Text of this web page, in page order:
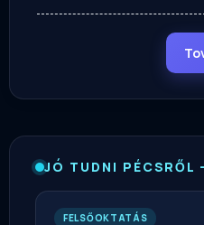
JÓ TUDNI PÉCSRŐL
FELSŐOKTATÁS